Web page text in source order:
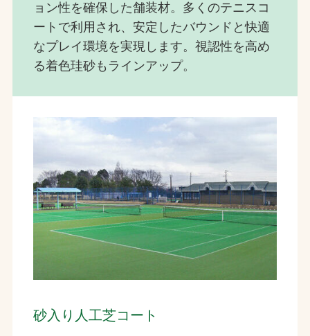
ョン性を確保した舗装材。多くのテニスコ
ートで利用され、安定したバウンドと快適
なプレイ環境を実現します。視認性を高め
る着色珪砂もラインアップ。
砂入り人工芝コート